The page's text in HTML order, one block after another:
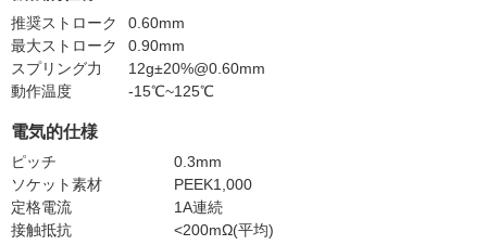
推奨ストローク
0.60mm
最大ストローク
0.90mm
スプリング力
12g±20%@0.60mm
動作温度
-15℃~125℃
電気的仕様
ピッチ
0.3mm
ソケット素材
PEEK1,000
定格電流
1A連続
接触抵抗
<200mΩ(平均)